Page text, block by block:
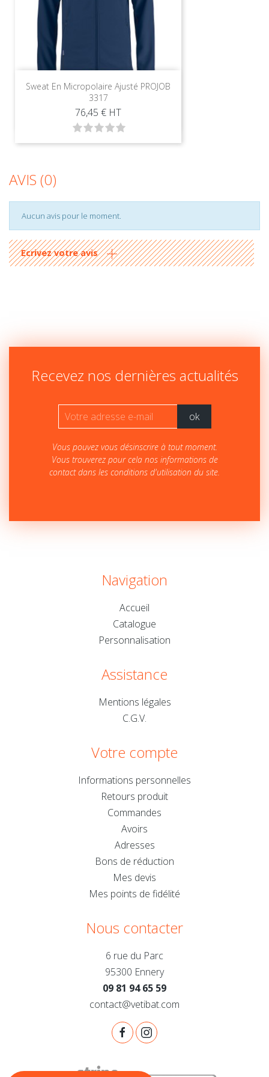
Sweat En Micropolaire Ajusté PROJOB
3317
Prix
76,45 € HT
AVIS (0)
Aucun avis pour le moment.
Ecrivez votre avis
Recevez nos dernières actualités
Vous pouvez vous désinscrire à tout moment.
Vous trouverez pour cela nos informations de
contact dans les conditions d'utilisation du site.
Navigation
Accueil
Catalogue
Personnalisation
Assistance
Mentions légales
C.G.V.
Votre compte
Informations personnelles
Retours produit
Commandes
Avoirs
Adresses
Bons de réduction
Mes devis
Mes points de fidélité
Nous contacter
6 rue du Parc
95300 Ennery
09 81 94 65 59
contact@vetibat.com